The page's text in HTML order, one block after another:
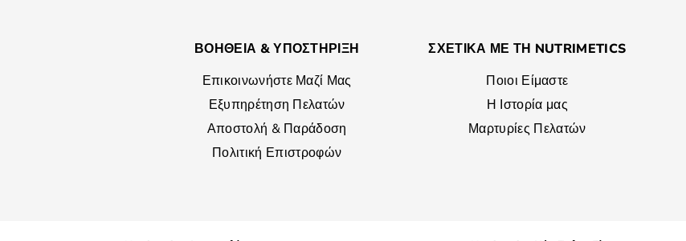
ΒΟΗΘΕΙΑ & ΥΠΟΣΤΗΡΙΞΗ
Επικοινωνήστε Μαζί Μας
Εξυπηρέτηση Πελατών
Αποστολή & Παράδοση
Πολιτική Επιστροφών
ΣΧΕΤΙΚΑ ΜΕ ΤΗ NUTRIMETICS
Ποιοι Είμαστε
Η Ιστορία μας
Μαρτυρίες Πελατών